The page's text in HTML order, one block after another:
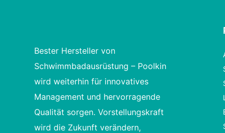
Bester Hersteller von
Schwimmbadausrüstung – Poolkin
wird weiterhin für innovatives
Management und hervorragende
Qualität sorgen. Vorstellungskraft
wird die Zukunft verändern,